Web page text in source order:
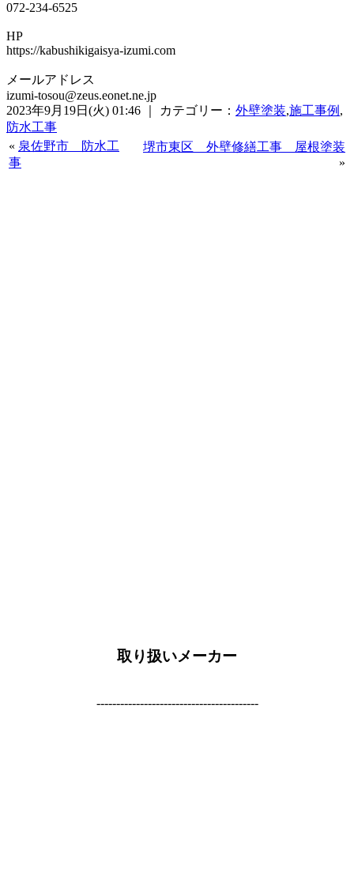
072-234-6525
HP
https://kabushikigaisya-izumi.com
メールアドレス
izumi-tosou@zeus.eonet.ne.jp
2023年9月19日(火) 01:46 ｜ カテゴリー： 外壁塗装,施工事例 ,
防水工事
« 泉佐野市 防水工
事
堺市東区 外壁修繕工事 屋根塗装
»
取り扱いメーカー
-----------------------------------------